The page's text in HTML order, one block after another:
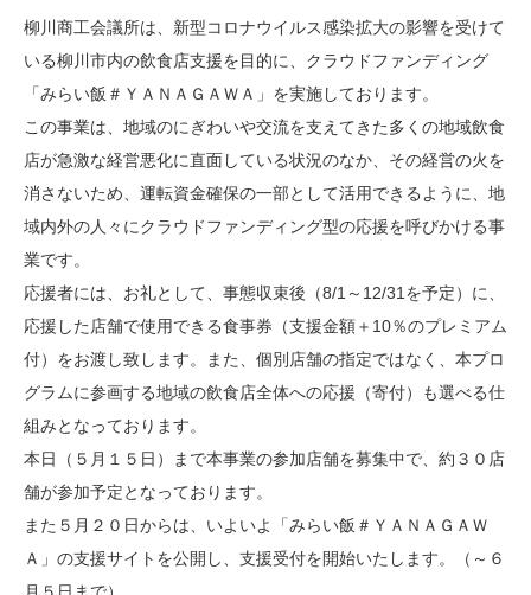
柳川商工会議所は、新型コロナウイルス感染拡大の影響を受けて
いる柳川市内の飲食店支援を目的に、クラウドファンディング
「みらい飯＃ＹＡＮＡＧＡＷＡ」を実施しております。
この事業は、地域のにぎわいや交流を支えてきた多くの地域飲食
店が急激な経営悪化に直面している状況のなか、その経営の火を
消さないため、運転資金確保の一部として活用できるように、地
域内外の人々にクラウドファンディング型の応援を呼びかける事
業です。
応援者には、お礼として、事態収束後（8/1～12/31を予定）に、
応援した店舗で使用できる食事券（支援金額＋10％のプレミアム
付）をお渡し致します。また、個別店舗の指定ではなく、本プロ
グラムに参画する地域の飲食店全体への応援（寄付）も選べる仕
組みとなっております。
本日（５月１５日）まで本事業の参加店舗を募集中で、約３０店
舗が参加予定となっております。
また５月２０日からは、いよいよ「みらい飯＃ＹＡＮＡＧＡＷ
Ａ」の支援サイトを公開し、支援受付を開始いたします。（～６